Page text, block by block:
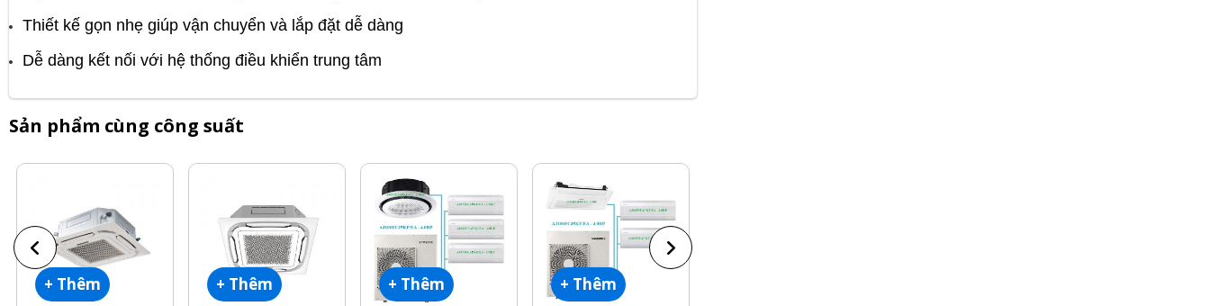
Thiết kế gọn nhẹ giúp vận chuyển và lắp đặt dễ dàng
Dễ dàng kết nối với hệ thống điều khiển trung tâm
Sản phẩm cùng công suất
+ Thêm + Thêm + Thêm + Thêm